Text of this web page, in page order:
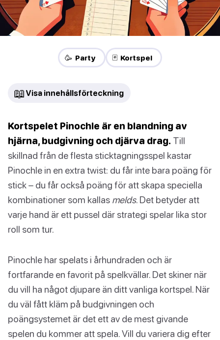
🥳 Party 🃏 Kortspel
📖 Visa innehållsförteckning
Kortspelet Pinochle är en blandning av
hjärna, budgivning och djärva drag. Till
skillnad från de flesta sticktagningsspel kastar
Pinochle in en extra twist: du får inte bara poäng för
stick – du får också poäng för att skapa speciella
kombinationer som kallas melds. Det betyder att
varje hand är ett pussel där strategi spelar lika stor
roll som tur.
Pinochle har spelats i århundraden och är
fortfarande en favorit på spelkvällar. Det skiner när
du vill ha något djupare än ditt vanliga kortspel. När
du väl fått kläm på budgivningen och
poängsystemet är det ett av de mest givande
spelen du kommer att spela. Vill du variera dig efter